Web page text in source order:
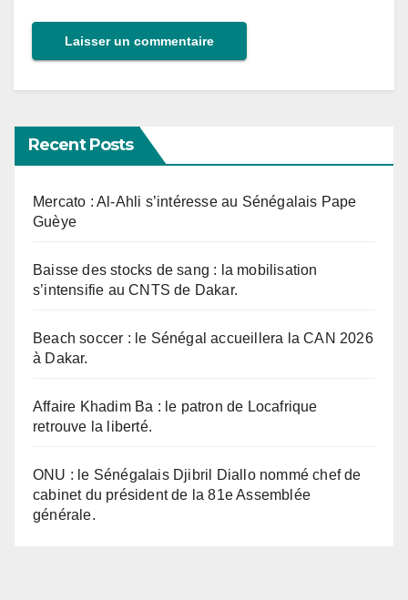
Recent Posts
Mercato : Al-Ahli s’intéresse au Sénégalais Pape
Guèye
Baisse des stocks de sang : la mobilisation
s’intensifie au CNTS de Dakar.
Beach soccer : le Sénégal accueillera la CAN 2026
à Dakar.
Affaire Khadim Ba : le patron de Locafrique
retrouve la liberté.
ONU : le Sénégalais Djibril Diallo nommé chef de
cabinet du président de la 81e Assemblée
générale.